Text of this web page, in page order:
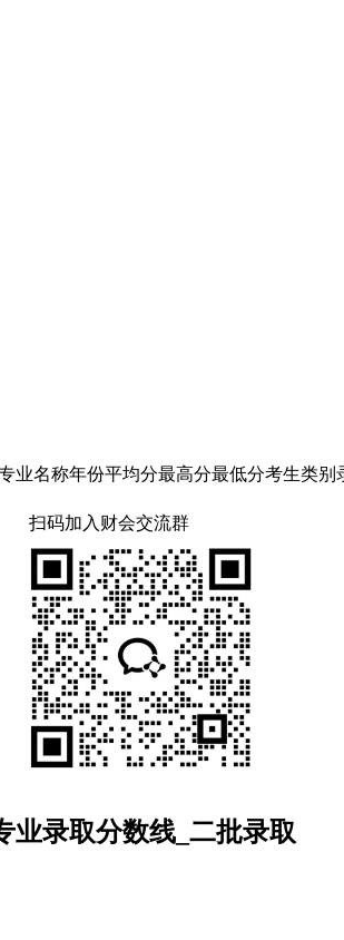
名称年份平均分最高分最低分考生类
扫码加入财会交流群
业录取分数线_二批录取